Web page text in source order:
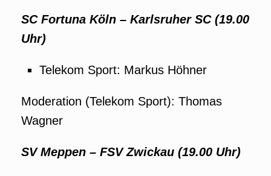
SC Fortuna Köln – Karlsruher SC (19.00
Uhr)
Telekom Sport: Markus Höhner
Moderation (Telekom Sport): Thomas
Wagner
SV Meppen – FSV Zwickau (19.00 Uhr)